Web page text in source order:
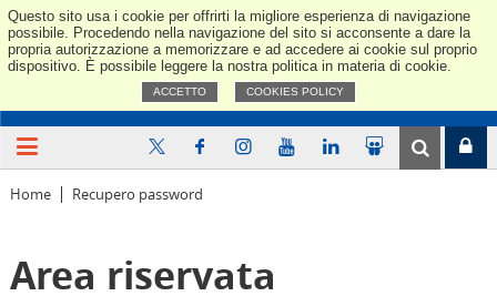
Questo sito usa i cookie per offrirti la migliore esperienza di navigazione
possibile. Procedendo nella navigazione del sito si acconsente a dare la
propria autorizzazione a memorizzare e ad accedere ai cookie sul proprio
dispositivo. È possibile leggere la nostra politica in materia di cookie.
ACCETTO COOKIES POLICY
Home Recupero password
Area riservata